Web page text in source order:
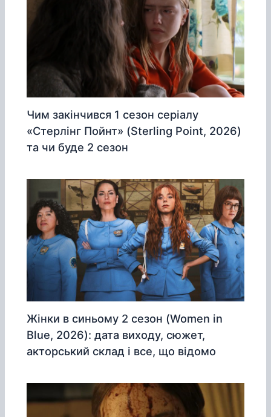
Чим закінчився 1 сезон серіалу
«Стерлінг Пойнт» (Sterling Point, 2026)
та чи буде 2 сезон
Жінки в синьому 2 сезон (Women in
Blue, 2026): дата виходу, сюжет,
акторський склад і все, що відомо